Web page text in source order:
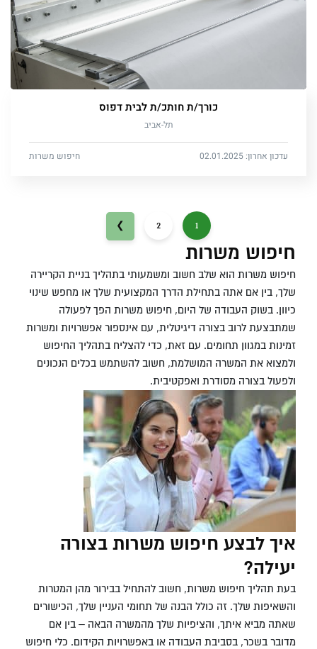
כורך/ת חותכ/ת לבית דפוס
תל-אביב
עדכון אחרון: 02.01.2025 חיפוש משרות
1
2
❯
חיפוש משרות
חיפוש משרות הוא שלב חשוב ומשמעותי בתהליך בניית הקריירה
שלך, בין אם אתה בתחילת הדרך המקצועית שלך או מחפש שינוי
כיוון. בשוק העבודה של היום, חיפוש משרות הפך לפעולה
שמתבצעת לרוב בצורה דיגיטלית, עם אינספור אפשרויות ומשרות
זמינות במגוון תחומים. עם זאת, כדי להצליח בתהליך החיפוש
ולמצוא את המשרה המושלמת, חשוב להשתמש בכלים הנכונים
ולפעול בצורה מסודרת ואפקטיבית.
איך לבצע חיפוש משרות בצורה
יעילה?
בעת תהליך חיפוש משרות, חשוב להתחיל בבירור מהן המטרות
והשאיפות שלך. זה כולל הבנה של תחומי העניין שלך, הכישורים
שאתה מביא איתך, והציפיות שלך מהמשרה הבאה – בין אם
מדובר בשכר, בסביבת העבודה או באפשרויות הקידום. כלי חיפוש